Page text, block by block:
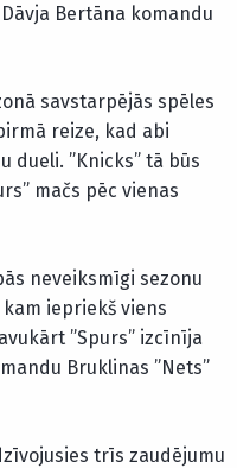
Bertāna komandu
savstarpējās spēles
reize, kad abi
dueli. ”Knicks” tā būs
mačs pēc vienas
neveiksmīgi sezonu
kam iepriekš viens
”Spurs” izcīnīja
Bruklinas ”Nets”
trīs zaudējumu